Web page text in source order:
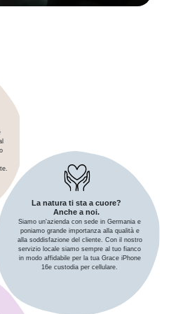
La natura ti sta a cuore?
Anche a noi.
Siamo un'azienda con sede in Germania e
poniamo grande importanza alla qualità e
alla soddisfazione del cliente. Con il nostro
servizio locale siamo sempre al tuo fianco
in modo affidabile per la tua Grace iPhone
16e custodia per cellulare.